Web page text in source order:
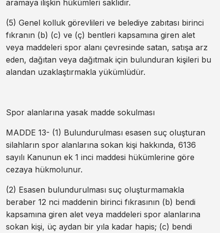
aramaya ilişkin hükümleri saklıdır.
(5) Genel kolluk görevlileri ve belediye zabıtası birinci
fıkranın (b) (c) ve (ç) bentleri kapsamına giren alet
veya maddeleri spor alanı çevresinde satan, satışa arz
eden, dağıtan veya dağıtmak için bulunduran kişileri bu
alandan uzaklaştırmakla yükümlüdür.
Spor alanlarına yasak madde sokulması
MADDE 13- (1) Bulundurulması esasen suç oluşturan
silahların spor alanlarına sokan kişi hakkında, 6136
sayılı Kanunun ek 1 inci maddesi hükümlerine göre
cezaya hükmolunur.
(2) Esasen bulundurulması suç oluşturmamakla
beraber 12 nci maddenin birinci fıkrasının (b) bendi
kapsamına giren alet veya maddeleri spor alanlarına
sokan kişi, üç aydan bir yıla kadar hapis; (c) bendi